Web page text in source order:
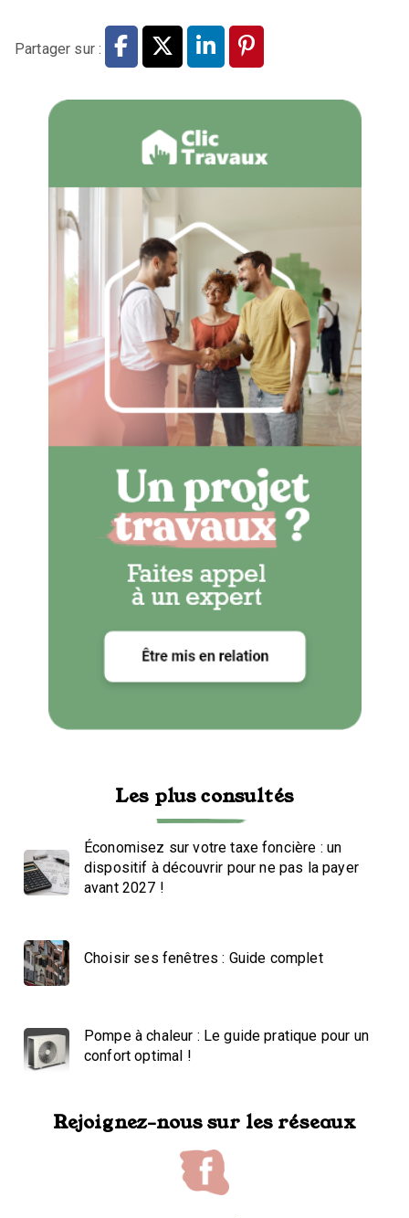
Partager sur :
Les plus consultés
Économisez sur votre taxe foncière : un
dispositif à découvrir pour ne pas la payer
avant 2027 !
Choisir ses fenêtres : Guide complet
Pompe à chaleur : Le guide pratique pour un
confort optimal !
Rejoignez-nous sur les réseaux